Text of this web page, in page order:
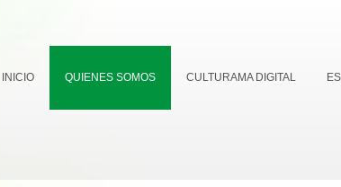
INICIO QUIENES SOMOS CULTURAMA DIGITAL